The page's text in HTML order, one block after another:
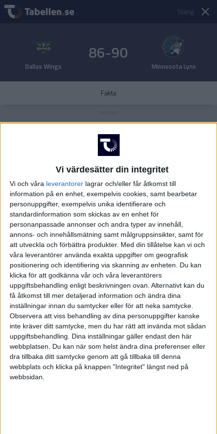
Vi värdesätter din integritet
Vi och våra leverantorer lagrar och/eller får åtkomst till
information på en enhet, exempelvis cookies, samt bearbetar
personuppgifter, exempelvis unika identifierare och
standardinformation som skickas av en enhet för
personanpassade annonser och andra typer av innehåll,
annons- och innehållsmätning samt målgruppsinsikter, samt för
att utveckla och förbättra produkter. Med din tillåtelse kan vi och
våra leverantörer använda exakta uppgifter om geografisk
positionering och identifiering via skanning av enheten. Du kan
klicka för att godkänna vår och våra leverantörers
uppgiftsbehandling enligt beskrivningen ovan. Alternativt kan du
få åtkomst till mer detaljerad information och ändra dina
inställningar innan du samtycker eller för att neka samtycke.
Observera att viss behandling av dina personuppgifter kanske
inte kräver ditt samtycke, men du har rätt att invända mot sådan
uppgiftsbehandling. Dina inställningar gäller endast den här
webbplatsen. Du kan när som helst ändra dina preferenser eller
dra tillbaka ditt samtycke genom att gå tillbaka till denna
webbplats och klicka på knappen "Integritet" längst ned på
webbsidan.
Stäng
Dallas Wings
86-90
Minnesota Lynx
Fakta
FAKTA